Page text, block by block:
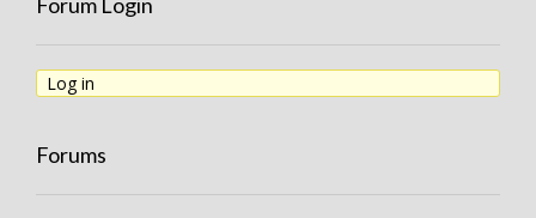
Log in
Forums